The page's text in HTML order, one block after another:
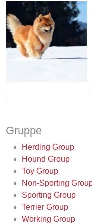
Gruppe
Herding Group
Hound Group
Toy Group
Non-Sporting
Sporting Group
Terrier Group
Working Group